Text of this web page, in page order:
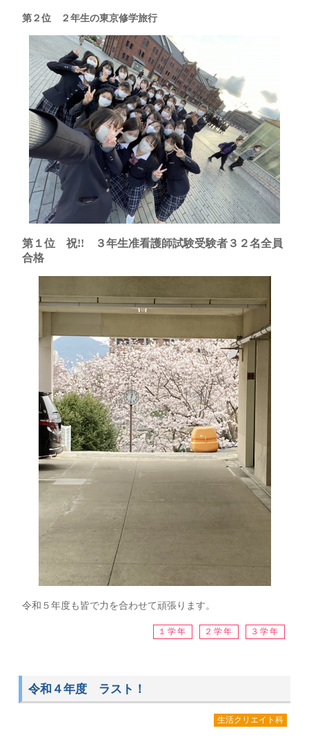
第２位 ２年生の東京修学旅行
第１位 祝!! ３年生准看護師試験受験者３２名全員
合格
令和５年度も皆で力を合わせて頑張ります。
１学年 ２学年 ３学年
令和４年度 ラスト！
生活クリエイト科